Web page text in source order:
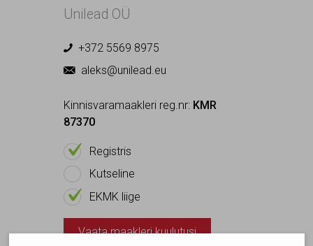
Unilead OÜ
 +372 5569 8975
 aleks@unilead.eu
Kinnisvaramaakleri reg.nr: KMR
87370
 On
Registris
Ei ole
Kutseline
 On
EKMK liige
Vaata maakleri kuulutusi